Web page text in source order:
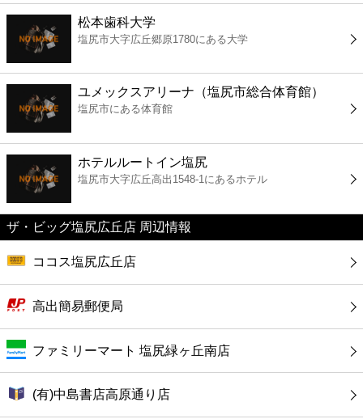
レジャー
書店
ファミレス
ファーストフード
カフェ
ショッピング
病院
ホテル
松本歯科大学
塩尻市大字広丘郷原1780にある大学
ユメックスアリーナ（塩尻市総合体育館）
塩尻市にある体育館
ホテルルートイン塩尻
塩尻市大字広丘高出1548-1にあるホテル
ザ・ビッグ塩尻広丘店 周辺情報
ココス塩尻広丘店
高出簡易郵便局
ファミリーマート 塩尻緑ヶ丘南店
(有)中島書店高原通り店